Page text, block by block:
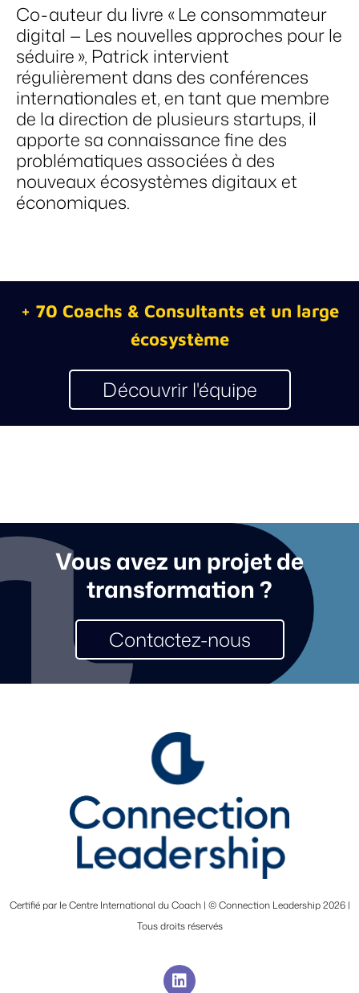
Co-auteur du livre « Le consommateur
digital — Les nouvelles approches pour le
séduire », Patrick intervient
régulièrement dans des conférences
internationales et, en tant que membre
de la direction de plusieurs startups, il
apporte sa connaissance fine des
problématiques associées à des
nouveaux écosystèmes digitaux et
économiques.
+ 70 Coachs & Consultants et un large
écosystème
Découvrir l'équipe
Vous avez un projet de
transformation ?
Contactez-nous
Certifié par le Centre International du Coach | © Connection Leadership 2026 |
Tous droits réservés